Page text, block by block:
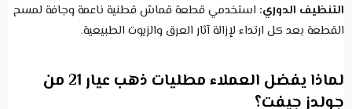
التنظيف الدوري: استخدمي قطعة قماش قطنية ناعمة وجافة لمسح
القطعة بعد كل ارتداء لإزالة آثار العرق والزيوت الطبيعية.
لماذا يفضل العملاء مطليات ذهب عيار 21 من
جولدز جيفت؟